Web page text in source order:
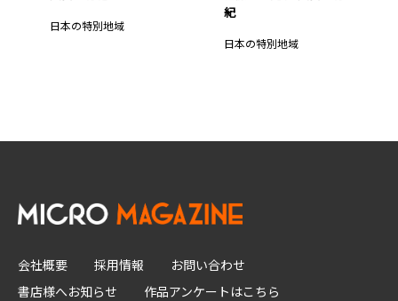
日本の特別地域
紀
日本の特別地域
会社概要 採用情報
お問い合わせ
書店様へお知らせ
作品アンケートはこちら